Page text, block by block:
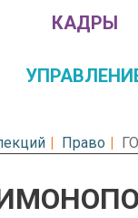
КАДРЫ
Право